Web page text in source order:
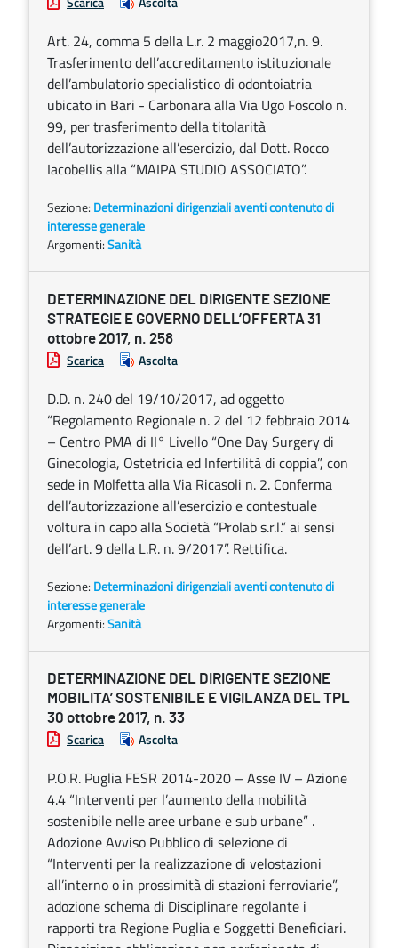
Art. 24, comma 5 della L.r. 2 maggio2017,n. 9.
Trasferimento dell’accreditamento istituzionale
dell’ambulatorio specialistico di odontoiatria
ubicato in Bari - Carbonara alla Via Ugo Foscolo n.
99, per trasferimento della titolarità
dell’autorizzazione all’esercizio, dal Dott. Rocco
Iacobellis alla “MAIPA STUDIO ASSOCIATO”.
Sezione: Determinazioni dirigenziali aventi contenuto di
interesse generale
Argomenti:Sanità
DETERMINAZIONE DEL DIRIGENTE SEZIONE
STRATEGIE E GOVERNO DELL’OFFERTA 31
ottobre 2017, n. 258
Scarica Ascolta
D.D. n. 240 del 19/10/2017, ad oggetto
“Regolamento Regionale n. 2 del 12 febbraio 2014
– Centro PMA di II° Livello “One Day Surgery di
Ginecologia, Ostetricia ed Infertilità di coppia”, con
sede in Molfetta alla Via Ricasoli n. 2. Conferma
dell’autorizzazione all’esercizio e contestuale
voltura in capo alla Società “Prolab s.r.l.” ai sensi
dell’art. 9 della L.R. n. 9/2017”. Rettifica.
Sezione: Determinazioni dirigenziali aventi contenuto di
interesse generale
Argomenti:Sanità
DETERMINAZIONE DEL DIRIGENTE SEZIONE
MOBILITA’ SOSTENIBILE E VIGILANZA DEL TPL
30 ottobre 2017, n. 33
Scarica Ascolta
P.O.R. Puglia FESR 2014-2020 – Asse IV – Azione
4.4 “Interventi per l’aumento della mobilità
sostenibile nelle aree urbane e sub urbane” .
Adozione Avviso Pubblico di selezione di
“Interventi per la realizzazione di velostazioni
all’interno o in prossimità di stazioni ferroviarie”,
adozione schema di Disciplinare regolante i
rapporti tra Regione Puglia e Soggetti Beneficiari.